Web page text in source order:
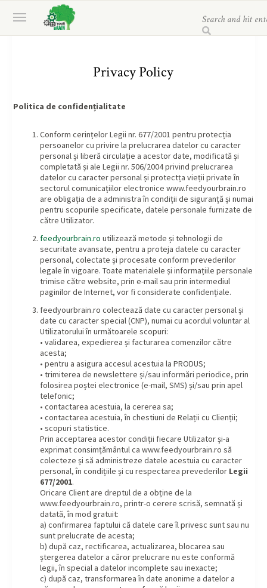
Privacy Policy
Politica de confidențialitate
Conform cerințelor Legii nr. 677/2001 pentru protecția
persoanelor cu privire la prelucrarea datelor cu caracter
personal și liberă circulație a acestor date, modificată și
completată și ale Legii nr. 506/2004 privind prelucrarea
datelor cu caracter personal și protectța vieții private în
sectorul comunicațiilor electronice www.feedyourbrain.ro
are obligația de a administra în condiții de siguranță și numai
pentru scopurile specificate, datele personale furnizate de
către Utilizator.
feedyourbrain.ro utilizează metode și tehnologii de
securitate avansate, pentru a proteja datele cu caracter
personal, colectate și procesate conform prevederilor
legale în vigoare. Toate materialele și informațiile personale
trimise către website, prin e-mail sau prin intermediul
paginilor de Internet, vor fi considerate confidențiale.
feedyourbrain.ro colectează date cu caracter personal și
date cu caracter special (CNP), numai cu acordul voluntar al
Utilizatorului în următoarele scopuri:
• validarea, expedierea și facturarea comenzilor către
acesta;
• pentru a asigura accesul acestuia la PRODUS;
• trimiterea de newslettere și/sau informări periodice, prin
folosirea poștei electronice (e-mail, SMS) și/sau prin apel
telefonic;
• contactarea acestuia, la cererea sa;
• contactarea acestuia, în chestiuni de Relații cu Clienții;
• scopuri statistice.
Prin acceptarea acestor condiții fiecare Utilizator și-a
exprimat consimțământul ca www.feedyourbrain.ro să
colecteze și să administreze datele acestuia cu caracter
personal, în condițiile și cu respectarea prevederilor Legii
677/2001.
Oricare Client are dreptul de a obține de la
www.feedyourbrain.ro, printr-o cerere scrisă, semnată și
datată, în mod gratuit:
a) confirmarea faptului că datele care îl privesc sunt sau nu
sunt prelucrate de acesta;
b) după caz, rectificarea, actualizarea, blocarea sau
ștergerea datelor a căror prelucrare nu este conformă
legii, în special a datelor incomplete sau inexacte;
c) după caz, transformarea în date anonime a datelor a